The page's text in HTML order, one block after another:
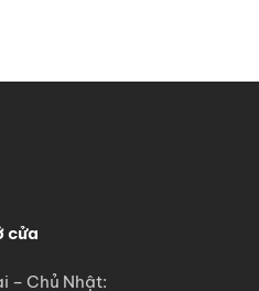
cửa
– Chủ Nhật: